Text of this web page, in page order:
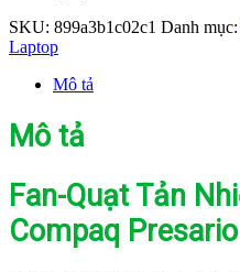
SKU: 899a3b1c02c1 Danh mục:
Laptop
Mô tả
Mô tả
Fan-Quạt Tản
Compaq